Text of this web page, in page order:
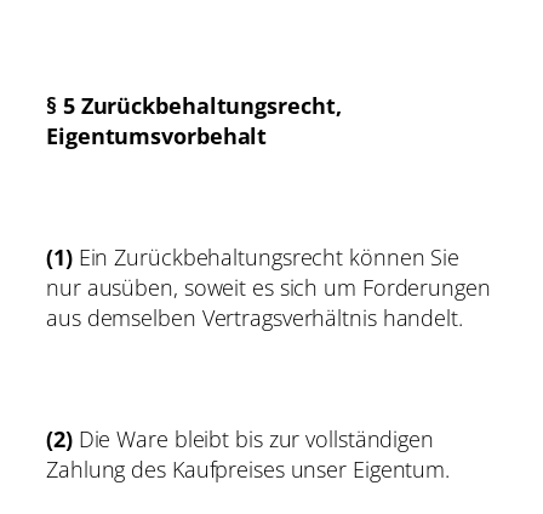
§ 5 Zurückbehaltungsrecht,
Eigentumsvorbehalt
(1)Ein Zurückbehaltungsrecht können Sie
nur ausüben, soweit es sich um Forderungen
aus demselben Vertragsverhältnis handelt.
(2)Die Ware bleibt bis zur vollständigen
Zahlung des Kaufpreises unser Eigentum.